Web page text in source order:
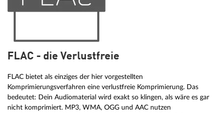
FLAC - die Verlustfreie
FLAC bietet als einziges der hier vorgestellten
Komprimierungsverfahren eine verlustfreie Komprimierung. Das
bedeutet: Dein Audiomaterial wird exakt so klingen, als wäre es gar
nicht komprimiert. MP3, WMA, OGG und AAC nutzen